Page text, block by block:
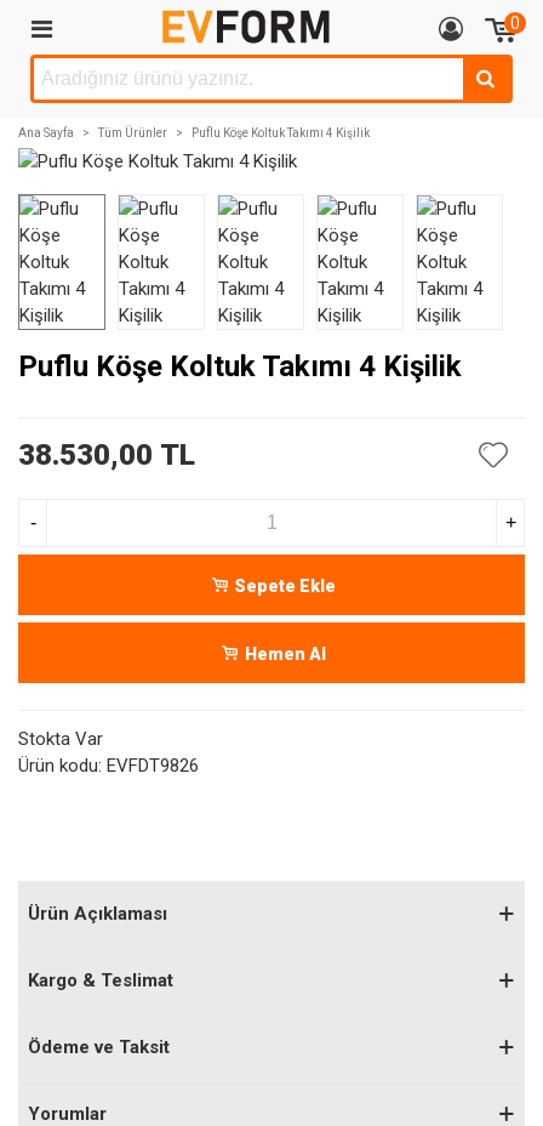
0
Ana Sayfa > Tüm Ürünler > Puflu Köşe Koltuk Takımı 4 Kişilik
Puflu Köşe Koltuk Takımı 4 Kişilik
38.530,00 TL
- +
Sepete Ekle
Hemen Al
Stokta Var
Ürün kodu: EVFDT9826
Ürün Açıklaması
Kargo & Teslimat
Ödeme ve Taksit
Yorumlar